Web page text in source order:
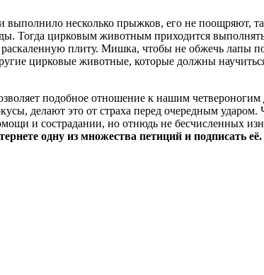
несколько прыжков, его не поощряют,
Тогда цирковым животным приходится
плиту. Мишка, чтобы не обжечь лапы
цирковые животные, которые должны
подобное отношение к нашим
делают это от страха перед очередным
и сострадании, но отнюдь не бесчисленных
одну из множества петиций и подписать её.